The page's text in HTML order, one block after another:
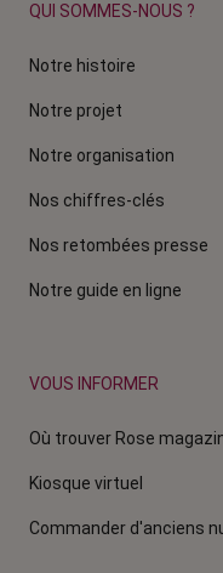
QUI SOMMES-NOUS ?
Notre histoire
Notre projet
Notre organisation
Nos chiffres-clés
Nos retombées presse
Notre guide en ligne
VOUS INFORMER
Où trouver Rose
Kiosque virtuel
Commander d'anciens